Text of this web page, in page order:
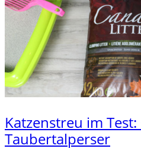
Katzenstreu im
Taubertalperser